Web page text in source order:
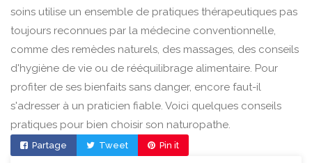
soins utilise un ensemble de pratiques thérapeutiques pas
toujours reconnues par la médecine conventionnelle,
comme des remèdes naturels, des massages, des conseils
d'hygiène de vie ou de rééquilibrage alimentaire. Pour
profiter de ses bienfaits sans danger, encore faut-il
s'adresser à un praticien fiable. Voici quelques conseils
pratiques pour bien choisir son naturopathe.
Partage Tweet Pin it